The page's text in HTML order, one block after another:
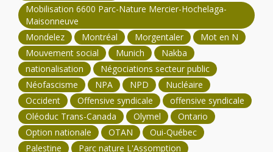
Mobilisation 6600 Parc-Nature Mercier-Hochelaga-
Maisonneuve
Mondelez
Montréal Morgentaler
Mot en N
Mouvement social
Munich
Nakba
nationalisation
Négociations secteur public
Néofascisme
NPA NPD
Nucléaire
Occident
Offensive syndicale
offensive syndicale
Oléoduc Trans-Canada
Olymel
Ontario
Option nationale
OTAN
Oui-Québec
Palestine
Parc nature L'Assomption